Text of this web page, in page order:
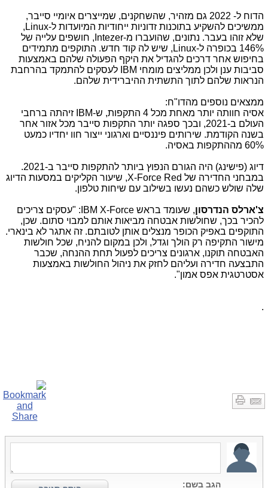
הדוח ל- 2022 גם מזהיר, שהשחקנים, שמייצרים איומיי סייבר,
ממשיכים להשקיע בתוכנות זדוניות ייחודיות המיועדות ל-Linux,
שלא זוהו בעבר. נתונים, שהועברו מ-Intezer, חושפים עלייה של
146% בכופרה ל-Linux, שיש לה קוד חדש. התוקפים מתמידים
בחיפוש אחר דרכים להגדיל את היקף הפעולה שלהם באמצעות
סביבות ענן ולכן ממליצים מומחי IBM לעסקים להתמקד בהרחבת
הנראות שלהם לתוך התשתית ההיברידית שלהם.
ממצאים נוספים מהדו"ח:
אסיה חוותה יותר מאחת מכל 4 התקפות, ש-IBM זיהתה ברחבי
העולם ב-2021, ובכך ספגה יותר התקפות סייבר מכל אזור אחר
בשנה הקודמת. שירותים פיננסיים וארגוני ייצור חוו יחדיו כמעט
60% מההתקפות באסיה.
דיוג (פישינג) היה הגורם הנפוץ ביותר להתקפות סייבר ב-2021.
במבחני החדירה של X-Force Red, שיעור הקליקים במסעות הדיוג
שלה שולש כשהם נעשו בשילוב עם שיחות טלפון.
צ'ארלס הנדרסון
, שעומד בראש IBM X-Force: "עסקים צריכים
להכיר בכך, שחולשות אבטחה מביאות אותם למבוי סתום. שכן,
התוקפים באפיק הכופר מנצלים אותן לטובתם. זה אתגר לא בינארי.
מישור התקיפה רק הולך וגדל, ולכן במקום להניח, שכל חולשות
האבטחה תוקנו, ארגונים צריכים לפעול תחת ההנחה, שכבר
התבצעה חדירה ועליהם לחזק את ניהול החולשות באמצעות
אסטרטגית אפס אמון".
.